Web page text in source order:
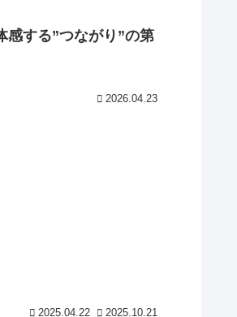
する”つながり”の第
2026.04.23
2025.04.22 2025.10.21